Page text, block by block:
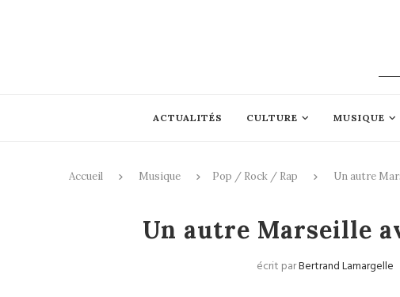
ACTUALITÉS CULTURE MUSIQUE
Accueil Musique Pop / Rock / Rap Un autre
Un autre Marseille
écrit parBertrand Lamargelle